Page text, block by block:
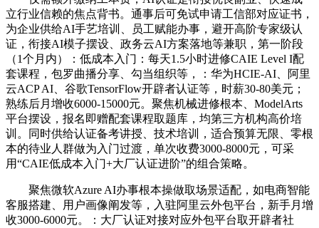
立行业信赖的焦点背书。通事后可免试申请工信部对应证书，
为企业供给AI手艺培训、员工赋能办事，避开高阶专家级认
证，衔接AI模子摆设、政务云AI方案落地等兼职，第一阶段
（1个月内）：低成本入门：每天1.5小时进修CAIE Level I配
套课程，包罗曲播分享、勾当组织等，：华为HCIE-AI、阿里
云ACP AI、谷歌TensorFlow开辟者认证等，时薪30-80美元；
熟练后月增收6000-15000元。聚焦机械进修根本、ModelArts
平台摆设，报名即赠配套课程取题库，均第三方机构高价培
训。同时供给认证备考讲授、技术培训，适合预算无限、零根
本的待业人群做为入门过渡，单次收费3000-8000元，可采
用“CAIE低成本入门+大厂认证进阶”的组合策略。
聚焦微软Azure AI办事根本操做取场景适配，如电商智能
客服搭建、用户画像阐发等，入驻阿里云外包平台，新手月增
收3000-6000元。：大厂认证对接对应外包平台取开辟者社